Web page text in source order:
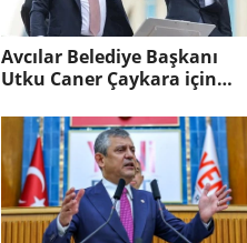
Avcılar Belediye Başkanı
Utku Caner Çaykara için